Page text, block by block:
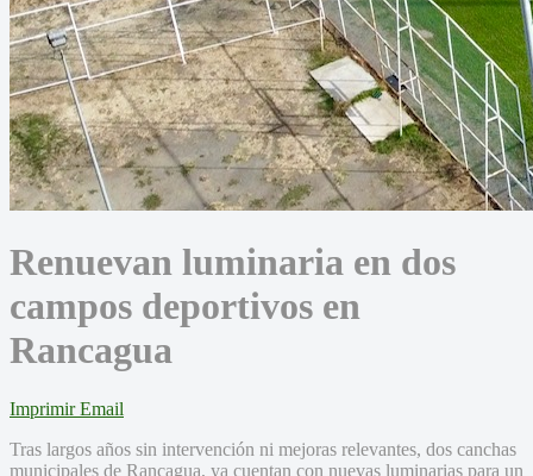
Renuevan luminaria en dos
campos deportivos en
Rancagua
Imprimir Email
Tras largos años sin intervención ni mejoras relevantes, dos canchas
municipales de Rancagua, ya cuentan con nuevas luminarias para un